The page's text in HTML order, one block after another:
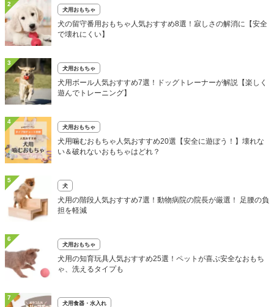
2
犬用おもちゃ
犬の留守番用おもちゃ人気おすすめ8選！寂しさの解消に【安全
で壊れにくい】
3
犬用おもちゃ
犬用ボール人気おすすめ7選！ドッグトレーナーが解説【楽しく
遊んでトレーニング】
4
犬用おもちゃ
犬用噛むおもちゃ人気おすすめ20選【安全に遊ぼう！】壊れな
い＆破れないおもちゃはどれ？
5
犬
犬用の階段人気おすすめ7選！動物病院の院長が厳選！ 足腰の負
担を軽減
6
犬用おもちゃ
犬用の知育玩具人気おすすめ25選！ペットが喜ぶ安全なおもち
ゃ、洗えるタイプも
7
犬用食器・水入れ